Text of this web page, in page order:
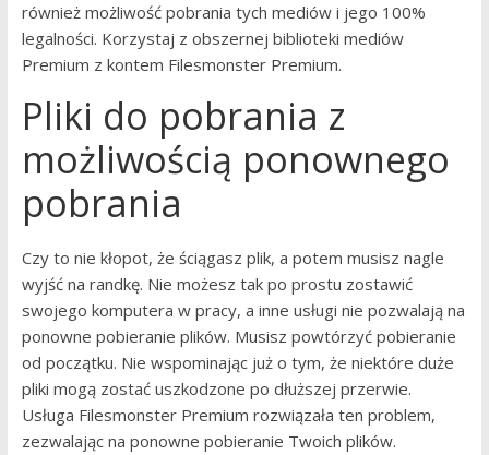
również możliwość pobrania tych mediów i jego 100%
legalności. Korzystaj z obszernej biblioteki mediów
Premium z kontem Filesmonster Premium.
Pliki do pobrania z
możliwością ponownego
pobrania
Czy to nie kłopot, że ściągasz plik, a potem musisz nagle
wyjść na randkę. Nie możesz tak po prostu zostawić
swojego komputera w pracy, a inne usługi nie pozwalają na
ponowne pobieranie plików. Musisz powtórzyć pobieranie
od początku. Nie wspominając już o tym, że niektóre duże
pliki mogą zostać uszkodzone po dłuższej przerwie.
Usługa Filesmonster Premium rozwiązała ten problem,
zezwalając na ponowne pobieranie Twoich plików.